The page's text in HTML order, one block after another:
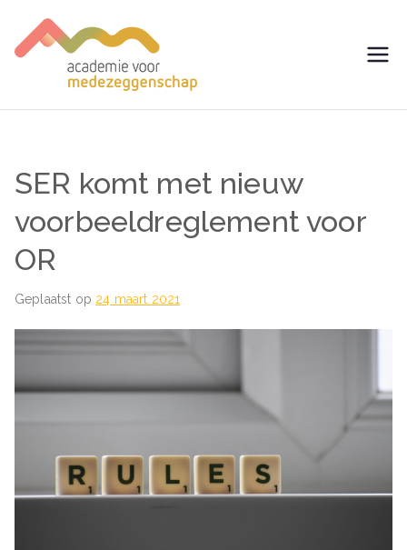
naar
de
voor
Medezegg
SER komt met nieuw
voorbeeldreglement voor
OR
Geplaatst op 24 maart 2021